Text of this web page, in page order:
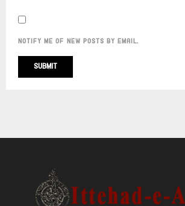
NOTIFY ME OF NEW POSTS BY EMAIL.